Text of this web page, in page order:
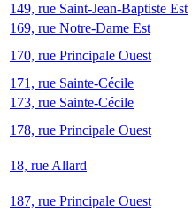
149, rue Saint-Jean-Baptiste Est
169, rue Notre-Dame Est
170, rue Principale Ouest
171, rue Sainte-Cécile
173, rue Sainte-Cécile
178, rue Principale Ouest
18, rue Allard
187, rue Principale Ouest